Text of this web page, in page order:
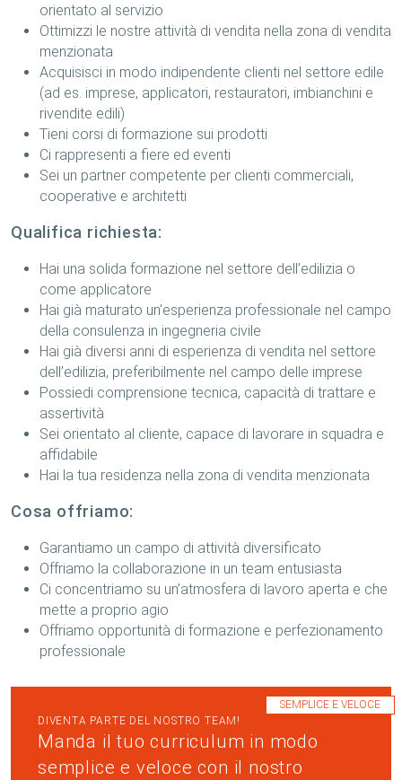
orientato al servizio
Ottimizzi le nostre attività di vendita nella zona di vendita
menzionata
Acquisisci in modo indipendente clienti nel settore edile
(ad es. imprese, applicatori, restauratori, imbianchini e
rivendite edili)
Tieni corsi di formazione sui prodotti
Ci rappresenti a fiere ed eventi
Sei un partner competente per clienti commerciali,
cooperative e architetti
Qualifica richiesta:
Hai una solida formazione nel settore dell’edilizia o
come applicatore
Hai già maturato un’esperienza professionale nel campo
della consulenza in ingegneria civile
Hai già diversi anni di esperienza di vendita nel settore
dell’edilizia, preferibilmente nel campo delle imprese
Possiedi comprensione tecnica, capacità di trattare e
assertività
Sei orientato al cliente, capace di lavorare in squadra e
affidabile
Hai la tua residenza nella zona di vendita menzionata
Cosa offriamo:
Garantiamo un campo di attività diversificato
Offriamo la collaborazione in un team entusiasta
Ci concentriamo su un’atmosfera di lavoro aperta e che
mette a proprio agio
Offriamo opportunità di formazione e perfezionamento
professionale
SEMPLICE E VELOCE
DIVENTA PARTE DEL NOSTRO TEAM!
Manda il tuo curriculum in modo
semplice e veloce con il nostro